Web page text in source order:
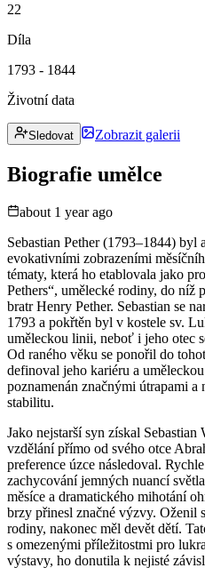
22
Díla
1793 - 1844
Životní data
Sledovat Zobrazit galerii
Biografie umělce
about 1 year ago
Sebastian Pether (1793–1844)
evokativními zobrazeními
tématy, která ho etablovala jako
Pethers“, umělecké rodiny, do níž
bratr Henry Pether. Sebastian se
1793 a pokřtěn byl v kostele sv.
uměleckou linii, neboť i jeho otec
Od raného věku se ponořil do
definoval jeho kariéru a
poznamenán značnými útrapami
stabilitu.
Jako nejstarší syn získal
vzdělání přímo od svého otce
preference úzce následoval.
zachycování jemných nuancí
měsíce a dramatického mihotání
brzy přinesl značné výzvy. Oženil
rodiny, nakonec měl devět dětí.
s omezenými příležitostmi pro
výstavy, ho donutila k nejisté